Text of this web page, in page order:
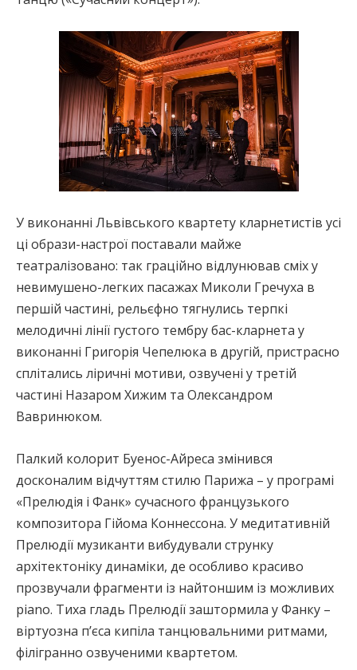
У виконанні Львівського квартету кларнетистів усі
ці образи-настрої поставали майже
театралізовано: так граційно відлунював сміх у
невимушено-легких пасажах Миколи Гречуха в
першій частині, рельєфно тягнулись терпкі
мелодичні лінії густого тембру бас-кларнета у
виконанні Григорія Чепелюка в другій, пристрасно
сплітались ліричні мотиви, озвучені у третій
частині Назаром Хижим та Олександром
Вавринюком.
Палкий колорит Буенос-Айреса змінився
досконалим відчуттям стилю Парижа – у програмі
«Прелюдія і Фанк» сучасного французького
композитора Гійома Коннессона. У медитативній
Прелюдії музиканти вибудували струнку
архітектоніку динаміки, де особливо красиво
прозвучали фрагменти із найтоншим із можливих
piano. Тиха гладь Прелюдії заштормила у Фанку –
віртуозна п’єса кипіла танцювальними ритмами,
філігранно озвученими квартетом.